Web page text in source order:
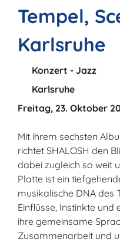
Tempel,
Karlsruhe
Konzert - Jazz
Karlsruhe
Freitag, 23. Oktober
Mit ihrem sechsten
richtet SHALOSH den
dabei zugleich so weit
Platte ist ein
musikalische DNA des
Einflüsse, Instinkte
ihre gemeinsame
Zusammenarbeit und